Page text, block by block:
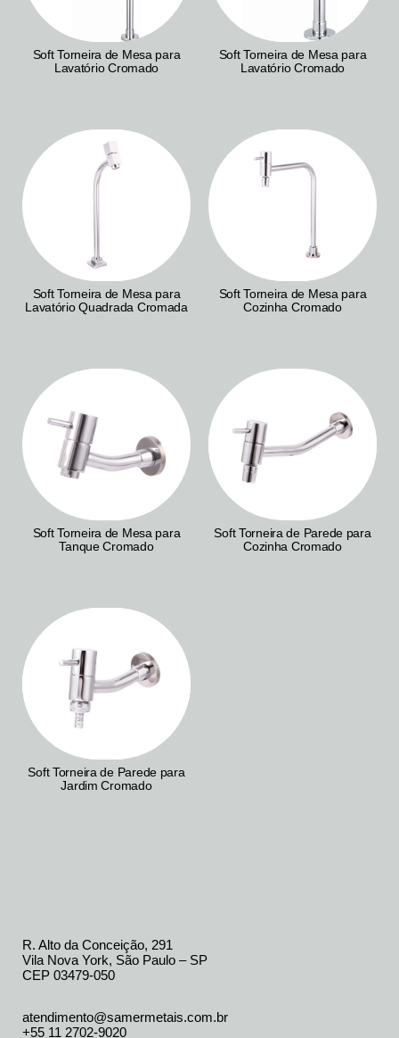
Soft Torneira de Mesa para
Lavatório Cromado
Soft Torneira de Mesa para
Lavatório Cromado
Soft Torneira de Mesa para
Lavatório Quadrada Cromada
Soft Torneira de Mesa para
Cozinha Cromado
Soft Torneira de Mesa para
Tanque Cromado
Soft Torneira de Parede para
Cozinha Cromado
Soft Torneira de Parede para
Jardim Cromado
R. Alto da Conceição, 291
Vila Nova York, São Paulo – SP
CEP 03479-050
atendimento@samermetais.com.br
+55 11 2702-9020